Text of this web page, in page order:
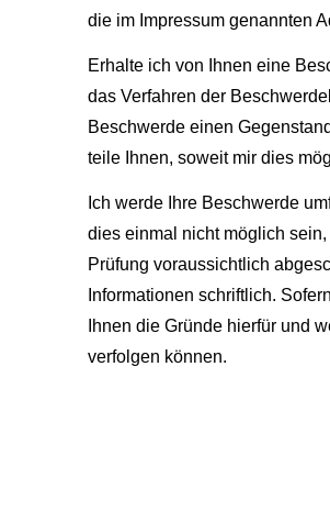
die im Impressum genannten
Erhalte ich von Ihnen eine
das Verfahren der
Beschwerde einen
teile Ihnen, soweit mir dies
Ich werde Ihre Beschwerde
dies einmal nicht möglich
Prüfung voraussichtlich
Informationen schriftlich.
Ihnen die Gründe hierfür und
verfolgen können.